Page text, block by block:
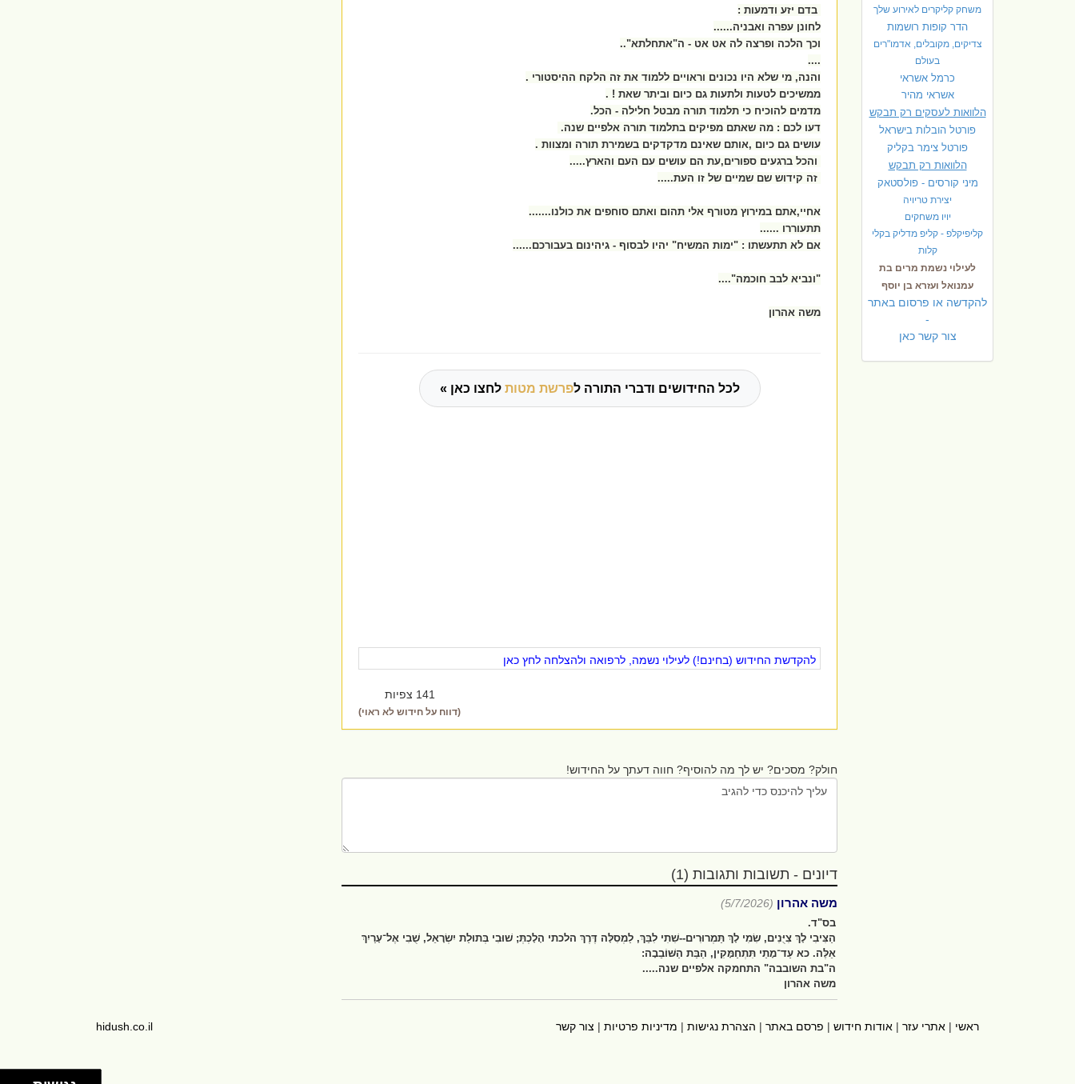
משחק קליקרים לאירוע שלך
הדר קופות רושמות
צדיקים, מקובלים, אדמו"רים
בעולם
כרמל אשראי
אשראי מהיר
הלוואות לעסקים רק תבקש
פורטל הובלות בישראל
פורטל צימר בקליק
הלוואות רק תבקש
מיני קורסים - פולסטאק
יצירת טריויה
יויו משחקים
קליפיקלפ - קליפ מדליק בקלי
קלות
לעילוי נשמת מרים בת
עמנואל ועזרא בן יוסף
להקדשה או פרסום באתר
-
צור קשר כאן
בדם יזע ודמעות :
לחונן עפרה ואבניה......
וכך הלכה ופרצה לה אט אט - ה"אתחלתא"..
....
והנה, מי שלא היו נכונים וראויים ללמוד את זה הלקח ההיסטורי .
ממשיכים לטעות ולתעות גם כיום וביתר שאת ! .
מדמים להוכיח כי תלמוד תורה מבטל חלילה - הכל.
דעו לכם : מה שאתם מפיקים בתלמוד תורה אלפיים שנה.
עושים גם כיום ,אותם שאינם מדקדקים בשמירת תורה ומצוות .
והכל ברגעים ספורים,עת הם עושים עם העם והארץ.....
זה קידוש שם שמיים של זו העת.....
אחיי,אתם במירוץ מטורף אלי תהום ואתם סוחפים את כולנו.......
תתעוררו ......
אם לא תתעשתו : "ימות המשיח" יהיו לבסוף - גיהינום בעבורכם......
"ונביא לבב חוכמה"....
משה אהרון
לכל החידושים ודברי התורה לפרשת מטות לחצו כאן »
להקדשת החידוש (בחינם!) לעילוי נשמה, לרפואה ולהצלחה לחץ כאן
141 צפיות
(דווח על חידוש לא ראוי)
חולק? מסכים? יש לך מה להוסיף? חווה דעתך על החידוש!
דיונים - תשובות ותגובות (1)
משה אהרון (5/7/2026)
בס"ד.
הַצִּיבִי לָךְ צִיֻּנִים, שִׂמִי לָךְ תַּמְרוּרִים--שִׁתִי לִבֵּךְ, לַמְסִלָּה דֶּרֶךְ הלכתי הָלָכְתְּ; שׁוּבִי בְּתוּלַת יִשְׂרָאֵל, שֻׁבִי אֶל־עָרַיִךְ
אֵלֶּה. כא עַד־מָתַי תִּתְחַמָּקִין, הַבַּת הַשּׁוֹבֵבָה:
ה"בת השובבה" התחמקה אלפיים שנה.....
משה אהרון
ראשי | אתרי עזר | אודות חידוש | פרסם באתר | הצהרת נגישות | מדיניות פרטיות | צור קשר hidush.co.il